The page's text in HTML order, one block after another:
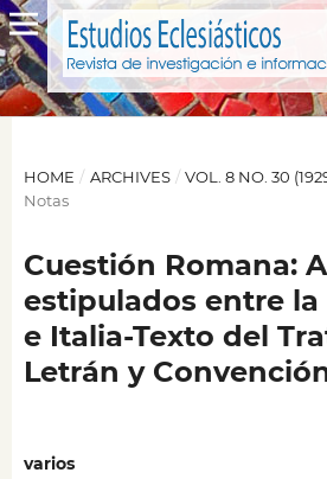
HOME / ARCHIVES / VOL. 8 NO. 30
Notas
Cuestión Romana:
estipulados entre la
e Italia-Texto del
Letrán y
varios